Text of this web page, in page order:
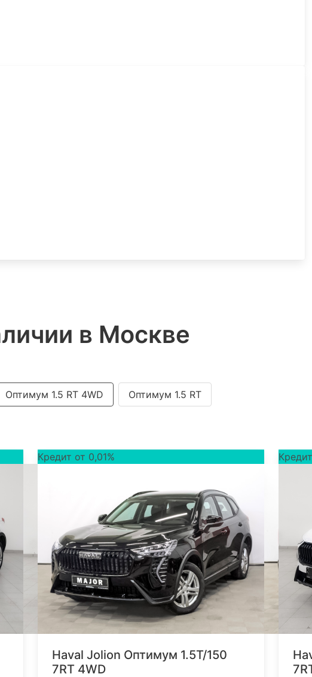
в Москве
Оптимум 1.5 RT 4WD Оптимум 1.5 RT
Кредит от 0,01%
Haval Jolion Оптимум 1.5T/150
7RT 4WD